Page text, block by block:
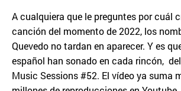
A cualquiera que le preguntes por cuál
canción del momento de 2022, los
Quevedo no tardan en aparecer. Y es
español han sonado en cada rincón,
Music Sessions #52. El vídeo ya suma